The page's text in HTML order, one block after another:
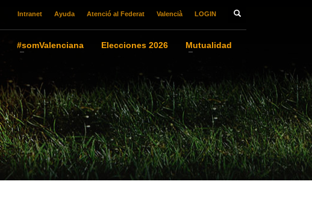
Intranet Ayuda Atenció al Federat Valencià LOGIN
#somValenciana Elecciones 2026
Mutualidad